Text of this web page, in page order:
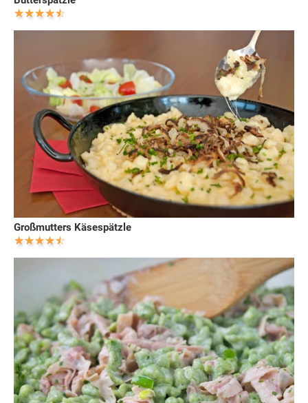
Großmutters Käsespätzle